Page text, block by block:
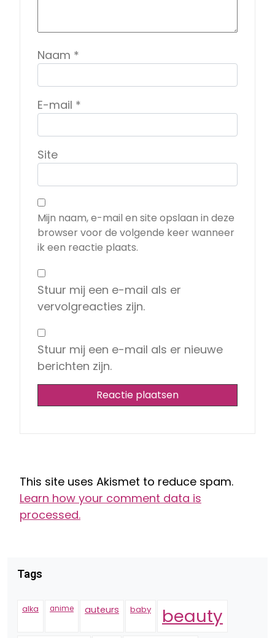
Naam *
E-mail *
Site
Mijn naam, e-mail en site opslaan in deze
browser voor de volgende keer wanneer
ik een reactie plaats.
Stuur mij een e-mail als er
vervolgreacties zijn.
Stuur mij een e-mail als er nieuwe
berichten zijn.
This site uses Akismet to reduce spam.
Learn how your comment data is
processed.
Tags
alka anime auteurs baby beauty